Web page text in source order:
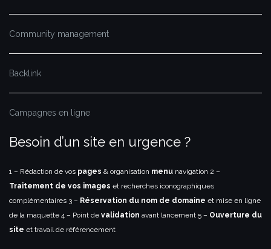
Community management
Backlink
Campagnes en ligne
Besoin d’un site en urgence ?
1 – Rédaction de vos pages & organisation menu navigation 2 –
Traitement de vos images et recherches iconographiques
complémentaires 3 – Réservation du nom de domaine et mise en ligne
de la maquette 4 – Point de validation avant lancement 5 – Ouverture du
site et travail de référencement